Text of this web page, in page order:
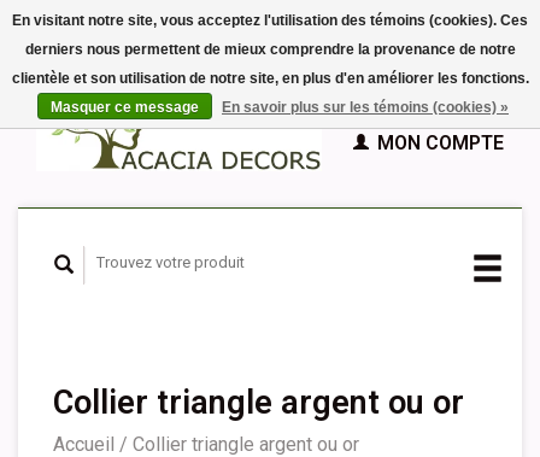
EUR
GBPFrançais
Nederlands
Español
PANIER (€0,00)
MON COMPTE
Collier triangle argent ou or
Accueil / Collier triangle argent ou or
En visitant notre site, vous acceptez l'utilisation des témoins (cookies). Ces
derniers nous permettent de mieux comprendre la provenance de notre
clientèle et son utilisation de notre site, en plus d'en améliorer les fonctions.
Masquer ce message
En savoir plus sur les témoins (cookies) »